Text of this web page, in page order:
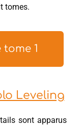
tomes.
1
Leveling
sont apparus